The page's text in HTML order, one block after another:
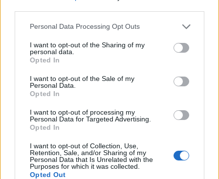
Please note that this website/app uses one or more Google
not limited to your visit or usage behaviour. You may click to
grant or deny consent to Google and its third-party tags to
use your data for below specified purposes in below Google
consent section.
Personal Data Processing Opt Outs
I want to opt-out of the Sharing of my
personal data.
Opted In
I want to opt-out of the Sale of my
Personal Data.
Opted In
I want to opt-out of processing my
Personal Data for Targeted Advertising.
Opted In
I want to opt-out of Collection, Use,
Retention, Sale, and/or Sharing of my
Personal Data that Is Unrelated with the
Purposes for which it was collected.
Opted Out
elkezdődnek az építkezések. 1807-ben két hajó is
megérkezik Fiuméba, hajója csak a város előtti
tengerben tud horgonyt vetni, a király csónakkal tud
években vesz némi lendületet. Az 1840-es évek
közepén az udvari kancellária egyik tanácsosa
személyes érdekek, és "hivatalos elfogultság közérdek
rovására való érvényesülése"játszik szerepet.